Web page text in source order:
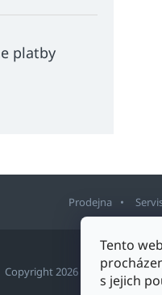
Tento
s jejich
platby
Prodejna
Copyright 2026 Sport Staněk